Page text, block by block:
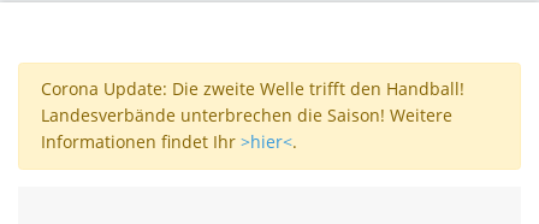
Corona Update: Die zweite Welle trifft den Handball!
Landesverbände unterbrechen die Saison! Weitere
Informationen findet Ihr >hier<.